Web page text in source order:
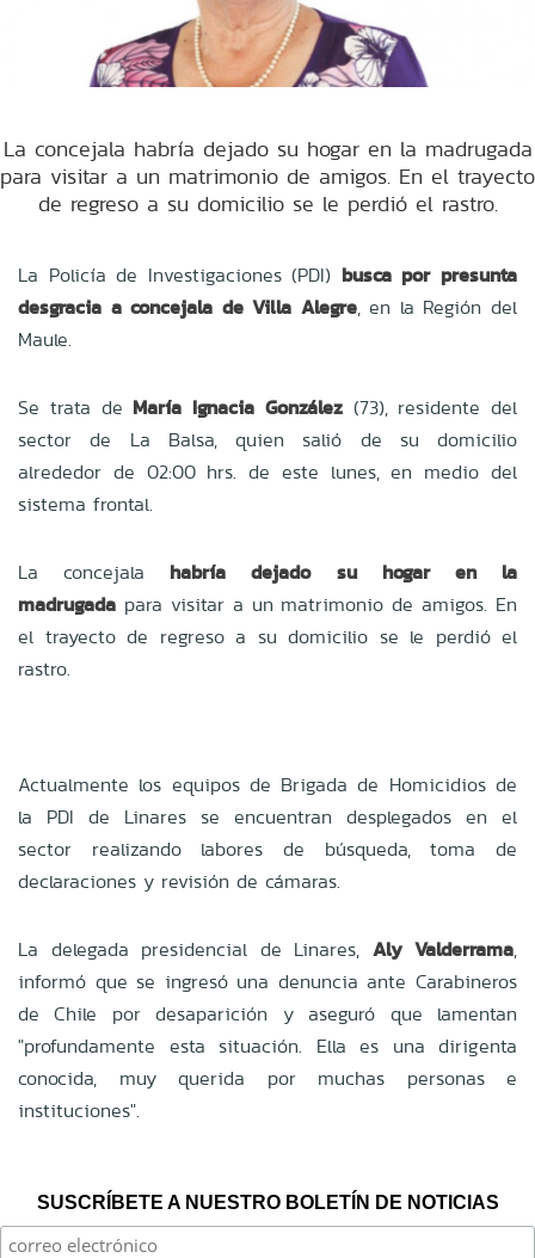
La concejala habría dejado su hogar en la madrugada
para visitar a un matrimonio de amigos. En el trayecto
de regreso a su domicilio se le perdió el rastro.
La Policía de Investigaciones (PDI) busca por presunta
desgracia a concejala de Villa Alegre, en la Región del
Maule.
Se trata de María Ignacia González (73), residente del
sector de La Balsa, quien salió de su domicilio
alrededor de 02:00 hrs. de este lunes, en medio del
sistema frontal.
La concejala
habría dejado su hogar en la
madrugada para visitar a un matrimonio de amigos. En
el trayecto de regreso a su domicilio se le perdió el
rastro.
Actualmente los equipos de Brigada de Homicidios de
la PDI de Linares se encuentran desplegados en el
sector realizando labores de búsqueda, toma de
declaraciones y revisión de cámaras.
La delegada presidencial de Linares, Aly Valderrama,
informó que se ingresó una denuncia ante Carabineros
de Chile por desaparición y aseguró que lamentan
"profundamente esta situación. Ella es una dirigenta
conocida, muy querida por muchas personas e
instituciones".
SUSCRÍBETE A NUESTRO BOLETÍN DE NOTICIAS